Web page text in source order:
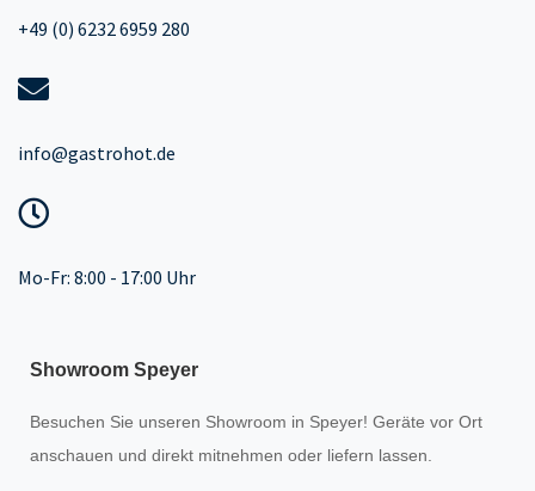
+49 (0) 6232 6959 280
info@gastrohot.de
Mo-Fr: 8:00 - 17:00 Uhr
Showroom Speyer
Besuchen Sie unseren Showroom in Speyer! Geräte vor Ort
anschauen und direkt mitnehmen oder liefern lassen.